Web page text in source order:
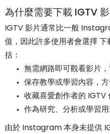
為什麼需要下載 IGTV 影
IGTV 影片通常比一般
值，因此許多使用者會選擇
括：
無需網路即可觀看影片
保存教學或學習內容，
收藏喜愛創作者的 IGTV
作為研究、分析或學習用
由於 Instagram 本身未提供